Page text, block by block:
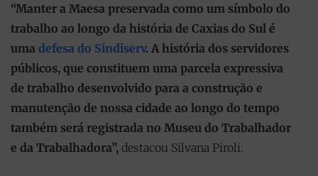
“Manter a Maesa preservada como um símbolo do
trabalho ao longo da história de Caxias do Sul é
uma defesa do Sindiserv. A história dos servidores
públicos, que constituem uma parcela expressiva
de trabalho desenvolvido para a construção e
manutenção de nossa cidade ao longo do tempo
também será registrada no Museu do Trabalhador
e da Trabalhadora”, destacou Silvana Piroli.